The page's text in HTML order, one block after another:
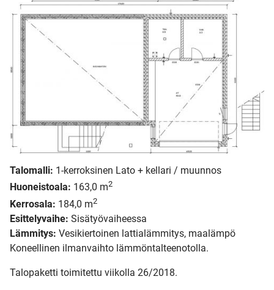
Talomalli: 1-kerroksinen Lato + kellari / muunnos
Huoneistoala: 163,0 m2
Kerrosala: 184,0 m2
Esittelyvaihe: Sisätyövaiheessa
Lämmitys: Vesikiertoinen lattialämmitys, maalämpö
Koneellinen ilmanvaihto lämmöntalteenotolla.
Talopaketti toimitettu viikolla 26/2018.